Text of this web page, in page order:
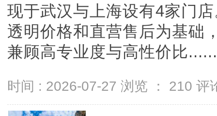
现于武汉与上海设有4家门
透明价格和直营售后为基础
兼顾高专业度与高性价比......
时间 : 2026-07-27 浏览 ： 210 评